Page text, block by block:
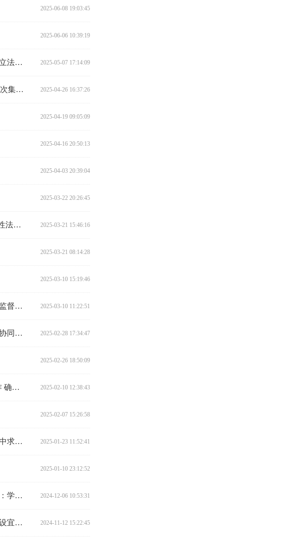
2025-06-08 19:03:45
2025-06-06 10:39:19
陈飞赴衡阳督办“历史文化名城申报类”重点处理建议和开展噪声污染防治立法调研 2025-05-07 17:14:09
陈飞参加环资委分党组、党支部深入贯彻中央八项规定精神学习教育第三次集中学习 2025-04-26 16:37:26
2025-04-19 09:05:09
2025-04-16 20:50:13
2025-04-03 20:39:04
2025-03-22 20:26:45
陈飞率队赴长沙开展污染防治、绿心保护条例配套制度制定、“1+N”地方性法规制度体系建设及社区治理、矛盾纠纷多元预防化解立法调研 2025-03-21 15:46:16
2025-03-21 08:14:28
2025-03-10 15:19:46
陈飞率队赴省住房城乡建设厅开展“法治护绿人大行”和法治政府建设专项监督协同调研 2025-03-10 11:22:51
陈飞率队赴省生态环境厅开展“法治护绿人大行”和法治政府建设专项监督协同调研 2025-02-28 17:34:47
2025-02-26 18:50:09
陈飞在重点工作任务安排部署会上强调：真抓实干 高质高效做好各项工作 确保全年“开门红” 2025-02-10 12:38:43
2025-02-07 15:26:58
陈飞在“抓党建、抓重点、抓落实”工作会议上强调：守正创新谋发展，稳中求进开新篇 2025-01-23 11:52:41
2025-01-10 23:12:52
陈飞在全省人大环资领域“法治护绿人大行”学习交流培训班开班式上强调：学思践悟习近平生态文明思想，用法治力量厚植高质量发展绿色底色 2024-12-06 10:53:31
陈飞在城市“三线”管控若干规定立法调研时强调：牢记立法初心使命，建设宜居安居的人民城市 2024-11-12 15:22:45